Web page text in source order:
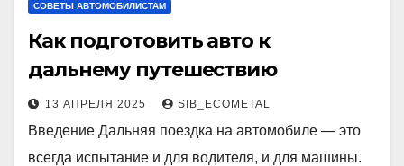
СОВЕТЫ АВТОМОБИЛИСТАМ
Как подготовить авто к
дальнему путешествию
13 АПРЕЛЯ 2025 SIB_ECOMETAL
Введение Дальняя поездка на автомобиле — это
всегда испытание и для водителя, и для машины.